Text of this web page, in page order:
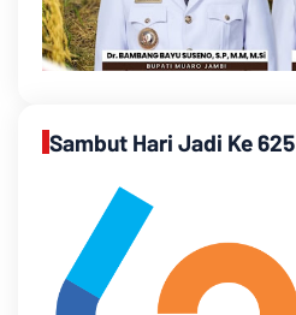
Sambut Hari Jadi Ke 625